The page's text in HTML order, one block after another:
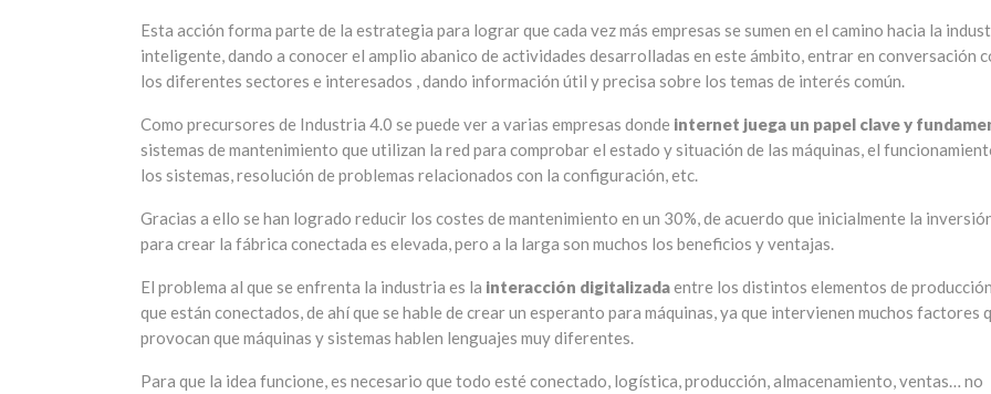
Esta acción forma parte de la estrategia para lograr que cada vez más empresas se sumen en el camino hacia la
inteligente, dando a conocer el amplio abanico de actividades desarrolladas en este ámbito, entrar en conversación
los diferentes sectores e interesados , dando información útil y precisa sobre los temas de interés común.
Como precursores de Industria 4.0 se puede ver a varias empresas donde internet juega un papel clave y
sistemas de mantenimiento que utilizan la red para comprobar el estado y situación de las máquinas, el
los sistemas, resolución de problemas relacionados con la configuración, etc.
Gracias a ello se han logrado reducir los costes de mantenimiento en un 30%, de acuerdo que inicialmente la
para crear la fábrica conectada es elevada, pero a la larga son muchos los beneficios y ventajas.
El problema al que se enfrenta la industria es la interacción digitalizadaentre los distintos elementos de producción
que están conectados, de ahí que se hable de crear un esperanto para máquinas, ya que intervienen muchos factores
provocan que máquinas y sistemas hablen lenguajes muy diferentes.
Para que la idea funcione, es necesario que todo esté conectado, logística, producción, almacenamiento, ventas… no